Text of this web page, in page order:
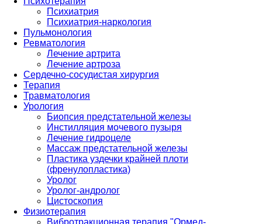
Психиатрия
Психиатрия-наркология
Пульмонология
Ревматология
Лечение артрита
Лечение артроза
Сердечно-сосудистая хирургия
Терапия
Травматология
Урология
Биопсия предстательной железы
Инстилляция мочевого пузыря
Лечение гидроцеле
Массаж предстательной железы
Пластика уздечки крайней плоти
(френулопластика)
Уролог
Уролог-андролог
Цистоскопия
Физиотерапия